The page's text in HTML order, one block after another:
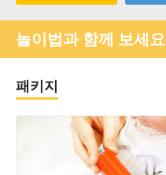
놀이법과 함께 보세요
패키지